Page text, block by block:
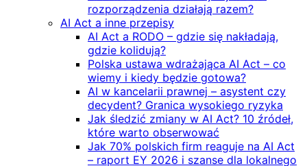
rozporządzenia działają razem?
AI Act a inne przepisy
AI Act a RODO – gdzie się nakładają,
gdzie kolidują?
Polska ustawa wdrażająca AI Act – co
wiemy i kiedy będzie gotowa?
AI w kancelarii prawnej – asystent czy
decydent? Granica wysokiego ryzyka
Jak śledzić zmiany w AI Act? 10 źródeł,
które warto obserwować
Jak 70% polskich firm reaguje na AI Act
– raport EY 2026 i szanse dla lokalnego